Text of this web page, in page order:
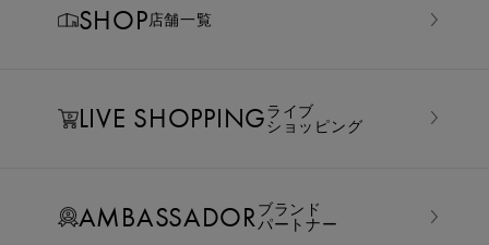
SHOP店舗一覧
LIVE SHOPPINGライブ
ショッピング
AMBASSADORブランド
パートナー